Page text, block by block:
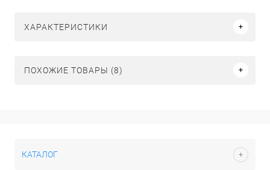
ХАРАКТЕРИСТИКИ
ПОХОЖИЕ ТОВАРЫ (8)
КАТАЛОГ